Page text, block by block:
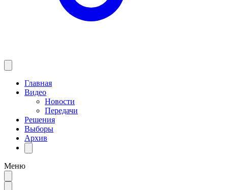
Главная
Видео
Новости
Передачи
Решения
Выборы
Архив
Меню